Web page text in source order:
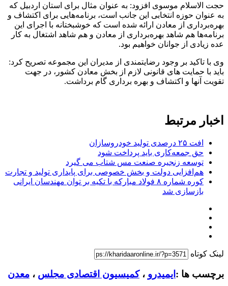
حجت الاسلام موسوی افزود: به عنوان مثال برای استان اردبیل که
به عنوان حوزه انتخابی این جانب است، برنامه‌هایی برای اکتشاف و
بهره‌برداری از معادن ارائه شده است که خوشبختانه با اجرای این
برنامه‌ها هم شاهد بهره‌برداری از معادن و هم شاهد اشتغال به کار
عده زیادی از جوانان خواهیم بود.
وی با تاکید بر وجود رضایتمندی از مدیران این مجموعه تصریح کرد:
باید با حمایت های قانونی لازم از بخش معادن کشور، در جهت
تقویت آنها و اکتشاف و بهره برداری گام برداشت.
اخبار مرتبط
افت ۲۵ درصدی تولید خودروسازان
حق جمعه‌کاری باید پرداخت شود
توسعه زنجیره صنعت مس شتاب می گیرد
هم‌افزایی دولت و بخش خصوصی برای پایداری تولید و تجارت
کوره شماره ۸ فولاد مبارکه با تکیه بر توان مهندسان ایرانی
بازسازی شد
لینک کوتاه
برچسب ها : ایمیدرو ،کمیسیون اقتصادی مجلس ، معدن